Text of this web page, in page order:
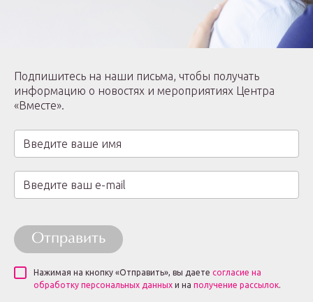
Подпишитесь на наши письма, чтобы получать
информацию о новостях и мероприятиях Центра
«Вместе».
Отправить
Нажимая на кнопку «Отправить», вы даете согласие на
обработку персональных данных и на получение рассылок.